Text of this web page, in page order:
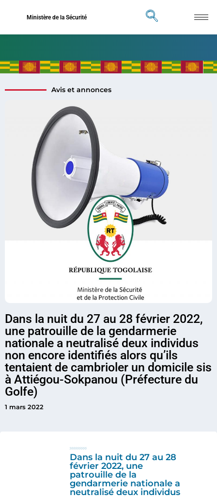
Ministère de la Sécurité
Dans la nuit du 27 au 28 février 2022,
une patrouille de la gendarmerie
nationale a neutralisé deux individus
non encore identifiés alors qu’ils
tentaient de cambrioler un domicile sis
à Attiégou-Sokpanou (Préfecture du
Golfe)
1 mars 2022
Avis et annonces
Dans la nuit du 27 au 28
février 2022, une
patrouille de la
gendarmerie nationale a
neutralisé deux individus